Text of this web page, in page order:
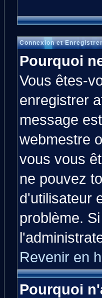
Connexion et
Pourquoi
Vous êtes-
enregistrer
message
webmestre
vous vous
ne pouvez
d'utilisateur
problème.
Revenir en
Pourquoi